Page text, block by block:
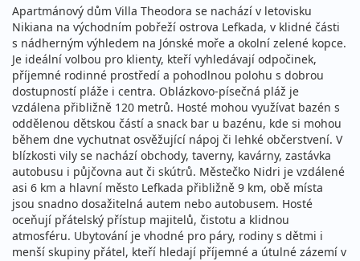
24 390 Kč
cena za 12 dní (11 nocí) vyprodáno
15.08. - 29.08.2026
sobota - sobota
vlastní
letecky (Praha)
27 790 Kč
cena za 15 dní (14 nocí) vyprodáno
15.08. - 29.08.2026
sobota - sobota
vlastní
letecky (Vídeň)
27 790 Kč
cena za 15 dní (14 nocí) vyprodáno
22.08. - 29.08.2026
vlastní
Apartmánový dům Villa Theodora se nachází v letovisku
Nikiana na východním pobřeží ostrova Lefkada, v klidné části
s nádherným výhledem na Jónské moře a okolní zelené kopce.
Je ideální volbou pro klienty, kteří vyhledávají odpočinek,
příjemné rodinné prostředí a pohodlnou polohu s dobrou
dostupností pláže i centra. Oblázkovo-písečná pláž je
vzdálena přibližně 120 metrů. Hosté mohou využívat bazén s
oddělenou dětskou částí a snack bar u bazénu, kde si mohou
během dne vychutnat osvěžující nápoj či lehké občerstvení. V
blízkosti vily se nachází obchody, taverny, kavárny, zastávka
autobusu i půjčovna aut či skútrů. Městečko Nidri je vzdálené
asi 6 km a hlavní město Lefkada přibližně 9 km, obě místa
jsou snadno dosažitelná autem nebo autobusem. Hosté
oceňují přátelský přístup majitelů, čistotu a klidnou
atmosféru. Ubytování je vhodné pro páry, rodiny s dětmi i
menší skupiny přátel, kteří hledají příjemné a útulné zázemí v